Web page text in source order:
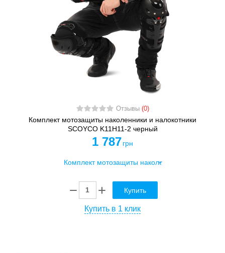
Отзывы (0)
Комплект мотозащиты наколенники и налокотники
SCOYCO K11H11-2 черный
1 787 грн
Купить
Купить в 1 клик